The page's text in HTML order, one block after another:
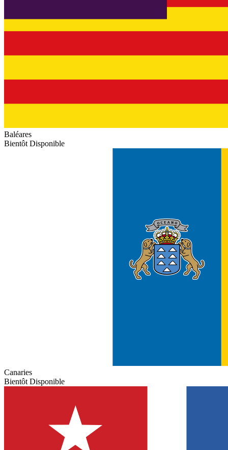
Baléares
Bientôt Disponible
Canaries
Bientôt Disponible